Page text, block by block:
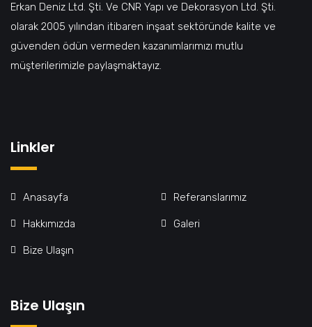
Erkan Deniz Ltd. Şti. Ve CNR Yapı ve Dekorasyon Ltd. Şti.
olarak 2005 yılından itibaren inşaat sektöründe kalite ve
güvenden ödün vermeden kazanımlarımızı mutlu
müşterilerimizle paylaşmaktayız.
Linkler
Anasayfa Referanslarımız
Hakkımızda Galeri
Bize Ulaşın
Bize Ulaşın